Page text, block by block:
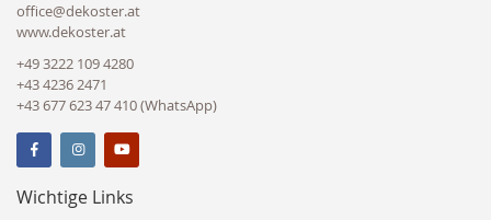
office@dekoster.at
www.dekoster.at
+49 3222 109 4280
+43 4236 2471
+43 677 623 47 410 (WhatsApp)
Wichtige Links